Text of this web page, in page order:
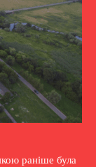
раніше була